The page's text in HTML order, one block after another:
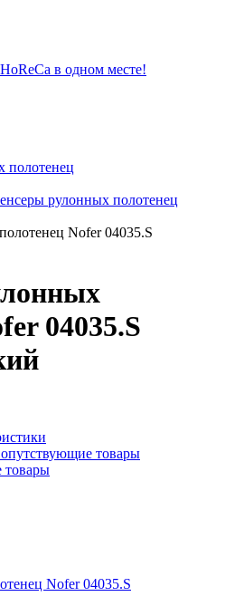
в одном месте!
полотенец
рулонных полотенец
Nofer 04035.S
04035.S